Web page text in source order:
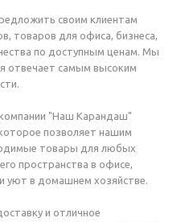
своим клиентам
товаров для офиса, бизнеса,
по доступным ценам. Мы
отвечает самым высоким
"Наш Карандаш"
позволяет нашим
товары для любых
пространства в офисе,
уют в домашнем хозяйстве.
и отличное